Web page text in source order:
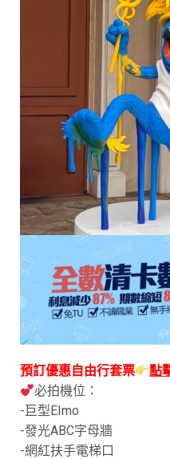
預訂優惠自由行套票
點
必拍機位：
-巨型EImo
-發光ABC字母牆
-網紅扶手電梯口